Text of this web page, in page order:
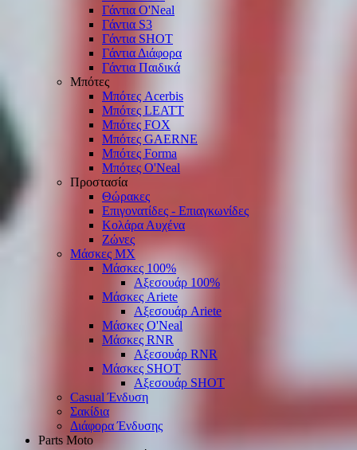
Γάντια O'Νeal
Γάντια S3
Γάντια SHOT
Γάντια Διάφορα
Γάντια Παιδικά
Μπότες
Μπότες Acerbis
Μπότες LEATT
Μπότες FOX
Μπότες GAERNE
Μπότες Forma
Μπότες O'Neal
Προστασία
Θώρακες
Επιγονατίδες - Επιαγκωνίδες
Κολάρα Αυχένα
Ζώνες
Μάσκες ΜΧ
Μάσκες 100%
Αξεσουάρ 100%
Μάσκες Ariete
Αξεσουάρ Ariete
Μάσκες O'Neal
Μάσκες RNR
Αξεσουάρ RNR
Μάσκες SHOT
Αξεσουάρ SHOT
Casual Ένδυση
Σακίδια
Διάφορα Ένδυσης
Parts Moto